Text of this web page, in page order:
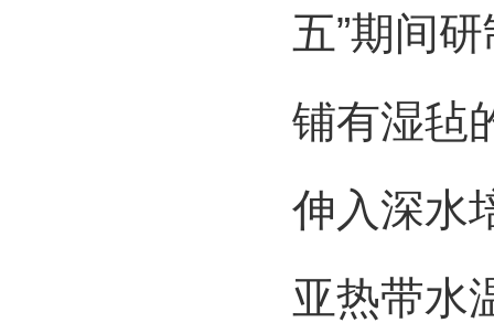
五”期间
铺有湿毡
伸入深水
亚热带水